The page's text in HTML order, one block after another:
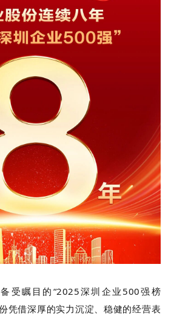
受瞩目的“2025深圳企业 500强榜
凭借深厚的实力沉淀、稳健的经营表